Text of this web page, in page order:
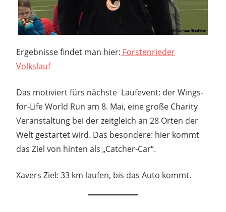
Ergebnisse findet man hier: Forstenrieder
Volkslauf
Das motiviert fürs nächste Laufevent: der Wings-
for-Life World Run am 8. Mai, eine große Charity
Veranstaltung bei der zeitgleich an 28 Orten der
Welt gestartet wird. Das besondere: hier kommt
das Ziel von hinten als „Catcher-Car“.
Xavers Ziel: 33 km laufen, bis das Auto kommt.